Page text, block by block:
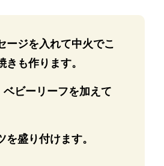
ージを入れて中火でこ
も作ります。
ベビーリーフを加えて
を盛り付けます。